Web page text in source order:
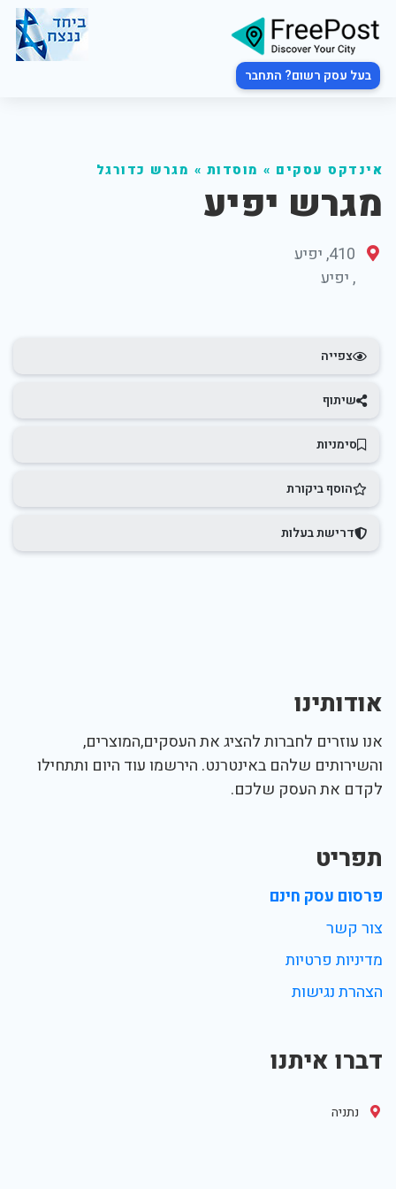
בעל עסק רשום? התחבר
אינדקס עסקים » מוסדות » מגרש כדורגל
מגרש יפיע
410, יפיע
,יפיע
צפייה
שיתוף
סימניות
הוסף ביקורת
דרישת בעלות
אודותינו
אנו עוזרים לחברות להציג את העסקים,המוצרים,
והשירותים שלהם באינטרנט. הירשמו עוד היום ותתחילו
לקדם את העסק שלכם.
תפריט
פרסום עסק חינם
צור קשר
מדיניות פרטיות
הצהרת נגישות
דברו איתנו
נתניה